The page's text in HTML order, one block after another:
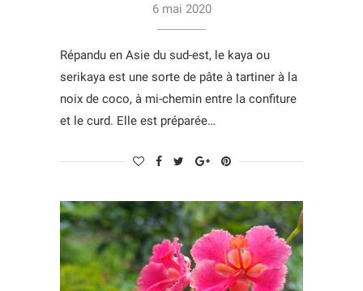
6 mai 2020
Répandu en Asie du sud-est, le kaya ou
serikaya est une sorte de pâte à tartiner à la
noix de coco, à mi-chemin entre la confiture
et le curd. Elle est préparée…